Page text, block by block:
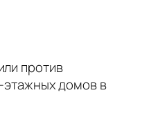
против
этажных домов в